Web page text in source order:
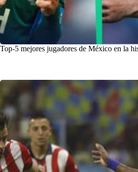
Top-5 mejores jugadores de México en la